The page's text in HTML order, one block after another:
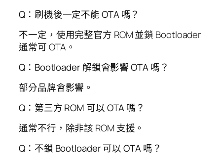
Q：刷機後一定不能 OTA 嗎？
不一定，使用完整官方 ROM 並鎖 Bootloader
通常可 OTA。
Q：Bootloader 解鎖會影響 OTA 嗎？
部分品牌會影響。
Q：第三方 ROM 可以 OTA 嗎？
通常不行，除非該 ROM 支援。
Q：不鎖 Bootloader 可以 OTA 嗎？